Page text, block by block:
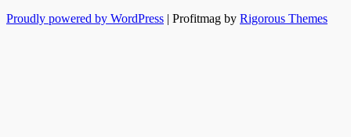
Proudly powered by WordPress | Profitmag by Rigorous Themes